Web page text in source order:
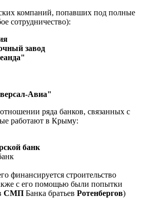
компаний, попавших под полные
сотрудничество):
завод
Авиа"
ряда банков, связанных с
работают в Крыму:
банк
финансируется строительство
с его помощью были попытки
СМП Банка братьев Ротенбергов)